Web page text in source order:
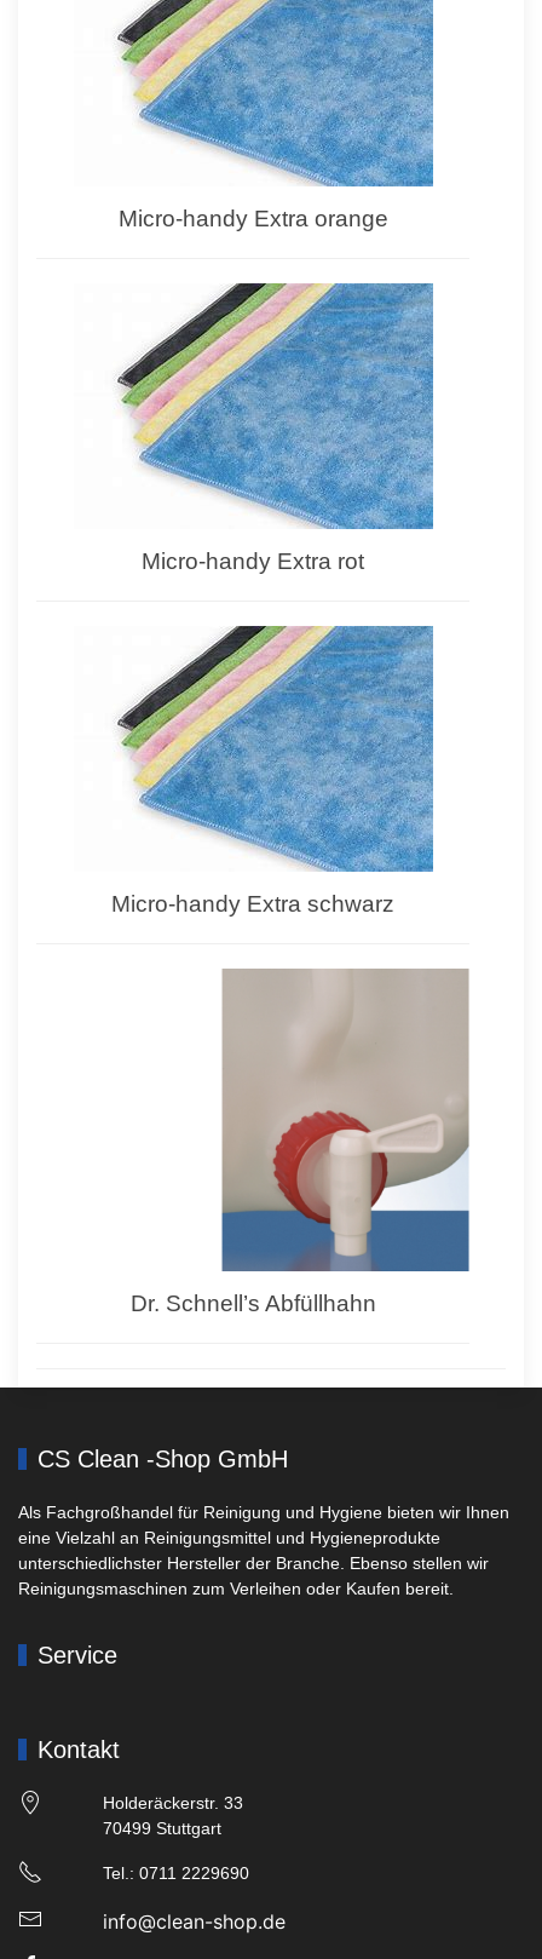
Micro-handy Extra orange
Micro-handy Extra rot
Micro-handy Extra schwarz
Dr. Schnell’s Abfüllhahn
CS Clean -Shop GmbH
Als Fachgroßhandel für Reinigung und Hygiene bieten wir Ihnen
eine Vielzahl an Reinigungsmittel und Hygieneprodukte
unterschiedlichster Hersteller der Branche. Ebenso stellen wir
Reinigungsmaschinen zum Verleihen oder Kaufen bereit.
Service
Kontakt
Holderäckerstr. 33
70499 Stuttgart
Tel.: 0711 2229690
info@clean-shop.de